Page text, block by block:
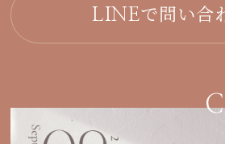
LINEで問い合